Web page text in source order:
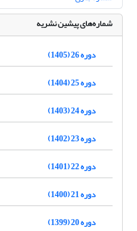
شماره‌های پیشین نشریه
دوره 26 (1405)
دوره 25 (1404)
دوره 24 (1403)
دوره 23 (1402)
دوره 22 (1401)
دوره 21 (1400)
دوره 20 (1399)